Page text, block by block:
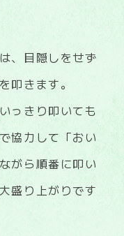
、目隠しをせず
叩きます。
っきり叩いても
協力して「おい
がら順番に叩い
盛り上がりです